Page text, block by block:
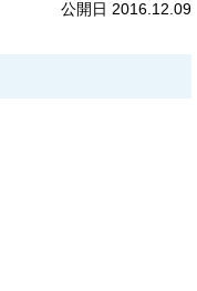
公開日 2016.12.09